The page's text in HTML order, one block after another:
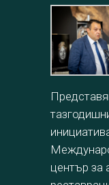
център за